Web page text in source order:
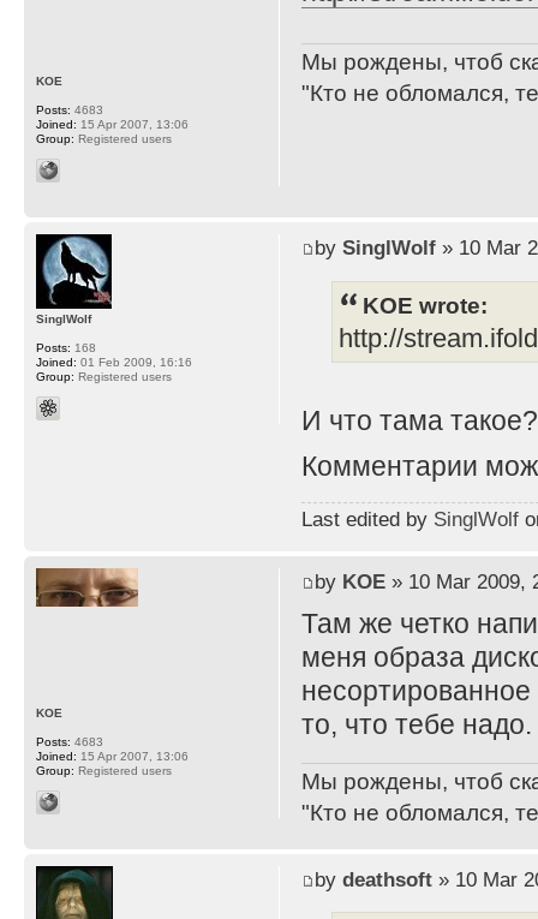
Мы рождены, чтоб
"Кто не обломался,
KOE
Posts: 4683
Joined: 15 Apr 2007, 13:06
Group: Registered users
by SinglWolf» 10 Mar
KOE wrote:
http://
И что тама
Комментарии
Last edited by SinglWolf
SinglWolf
Posts: 168
Joined: 01 Feb 2009, 16:16
Group: Registered users
by KOE» 10 Mar 2009,
Там же четко
меня образа
то, что тебе надо.
Мы рождены, чтоб
"Кто не обломался,
KOE
Posts: 4683
Joined: 15 Apr 2007, 13:06
Group: Registered users
by deathsoft» 10 Mar